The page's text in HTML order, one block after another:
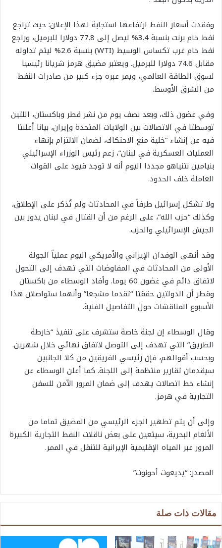
وفقدت أسعار النفط ارتفاعها استجابة لهذا الإعلان: حيث تراجع
نفط خام برنت بنسبة 3.4% ليصل إلى 77.8 دولارا للبرميل، وراجع
نفط خام غرب تكساس الوسيط (WTI) بنسبة 2.6% ليتم تداوله
مقابل 74.6 دولارا للبرميل. ويعتبر مضيق هرمز شريانا رئيسيا
لسوق الطاقة العالمي، ويمر عبره جزء كبير من صادرات النفط
من الشرق الأوسط.
وفي غضون ذلك، وبعد نصف يوم من نشر قطر وباكستان، اللتين
توسطتا في الاتصالات بين الولايات المتحدة وإيران، بيانا أعلنتا
فيه عن إنشاء “خلية منع الاحتكاك، لضمان الالتزام بإنهاء
العمليات العسكرية في لبنان”، زعم رئيس الوزراء الإسرائيلي
بنيامين نتنياهو مجددا اليوم أنه لا توجد قيود على القوات
العاملة خلف الحدود.
ولا تشكل إسرائيل طرفاً في المحادثات ولم تُذكر على الإطلاق،
وكذلك “حزب الله”، على الرغم من أن القتال في لبنان يدور بين
الجيش الإسرائيلي والحزب.
وقد أنهى الوفدان الإيراني والأمريكي اليوم عملياً الجولة
الأولى من المحادثات في المفاوضات التي تهدف إلى التحول
لاتفاق دائم في غضون 60 يوما. وأفاد الوسطاء من باكستان
وقطر أن الدولتين حققتا “تقدما مشجعا” وأنهما ستواصلان هذا
الأسبوع المناقشات حول التفاصيل الفنية.
وقال الوسطاء إن لجنة خاصة ستشرف على تنفيذ “خارطة
الطريق” التي تهدف إلى التوصل لاتفاق نهائي خلال شهرين.
وبحسب أقوالهم، فإن رئيسي الفريقين من كلا الجانبين
سيقدمان تقارير منتظمة إلى اللجنة. كما أعلن الوسطاء عن
إنشاء خط اتصالات يهدف إلى ضمان المرور الآمن للسفن
التجارية في هرمز.
وإلى أن يتم تطهير الجزء الرئيسي من المضيق تماما من
الألغام البحرية، سيتعين على بعض ناقلات النفط التجارية الكبيرة
المرور عبر المياه الإقليمية الإيرانية للتنقل في الممر.
المصدر: “يديعوت أحونوت”
مقالات ذات صلة